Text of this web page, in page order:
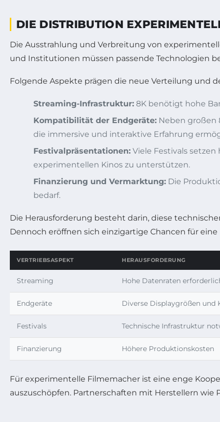
DIE DISTRIBUTION
Die Ausstrahlung und Verbreitung von
und Institutionen müssen passende Technologien
Folgende Aspekte prägen die neue Verteilung und
Streaming-Infrastruktur: 8K benötigt hohe
Kompatibilität der Endgeräte: Neben großen
die immersive und interaktive Erfahrung
Festivalpräsentationen: Viele Festivals
experimentellen Kinos zu unterstützen.
Finanzierung und Vermarktung: Die
bedarf.
Die Herausforderung besteht darin, diese
Dennoch eröffnen sich einzigartige Chancen für
VERTRIEBSASPEKT HERAUSFORDERUNG
Streaming Hohe Datenraten
Endgeräte Diverse Displaygrößen
Festivals Technische Infrastruktur
Finanzierung Höhere Produktionskosten
Für experimentelle Filmemacher ist eine enge
auszuschöpfen. Partnerschaften mit Herstellern